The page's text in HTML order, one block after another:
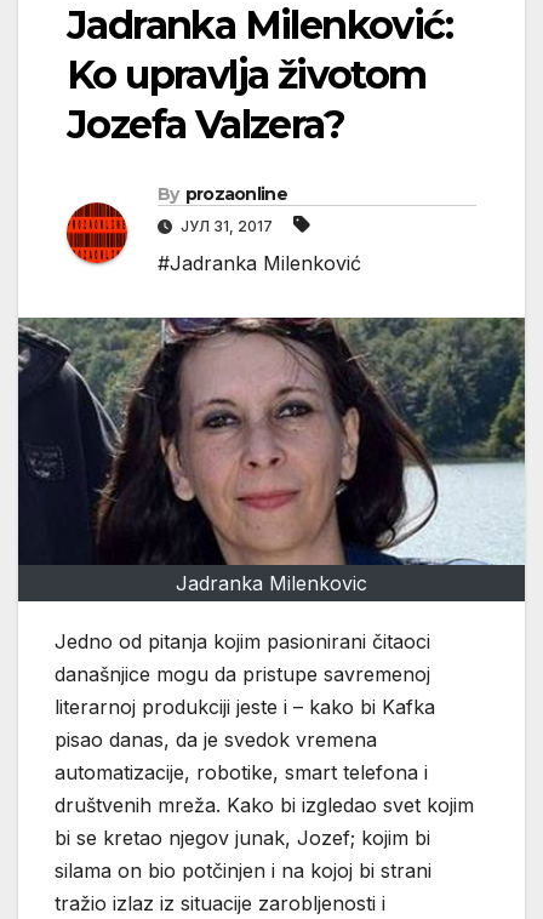
Jadranka Milenković:
Ko upravlja životom
Jozefa Valzera?
By prozaonline
ЈУЛ 31, 2017
#Jadranka Milenković
Jadranka Milenkovic
Jedno od pitanja kojim pasionirani čitaoci
današnjice mogu da pristupe savremenoj
literarnoj produkciji jeste i – kako bi Kafka
pisao danas, da je svedok vremena
automatizacije, robotike, smart telefona i
društvenih mreža. Kako bi izgledao svet kojim
bi se kretao njegov junak, Jozef; kojim bi
silama on bio potčinjen i na kojoj bi strani
tražio izlaz iz situacije zarobljenosti i